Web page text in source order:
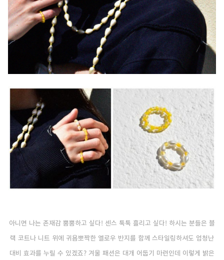
아니면 나는 존재감 뿜뿜하고 싶다! 센스 툭툭 흘리고 싶다! 하시는 분들은 블
랙 코트나 니트 위에 귀욤뽀짝한 옐로우 반지를 함께 스타일링하셔도 엄청난
대비 효과를 누릴 수 있겠죠? 겨울 패션은 대개 어둡기 마련인데 이렇게 밝은